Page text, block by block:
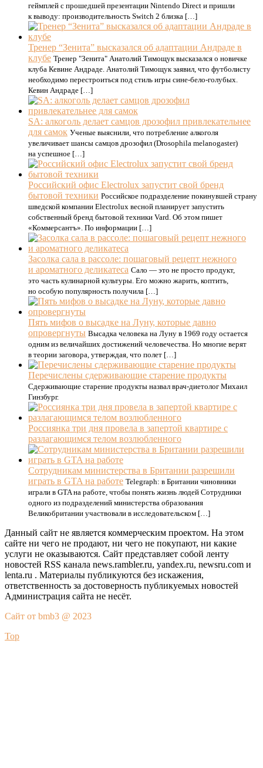
геймплей с прошедшей презентации Nintendo Direct и пришли
к выводу: производительность Switch 2 близка […]
Тренер “Зенита” высказался об адаптации Андраде в
клубе Тренер "Зенита" Анатолий Тимощук высказался о новичке
клуба Кевине Андраде. Анатолий Тимощук заявил, что футболисту
необходимо перестроиться под стиль игры сине-бело-голубых.
Кевин Андраде […]
SA: алкоголь делает самцов дрозофил привлекательнее
для самок Ученые выяснили, что потребление алкоголя
увеличивает шансы самцов дрозофил (Drosophila melanogaster)
на успешное […]
Российский офис Electrolux запустит свой бренд
бытовой техники Российское подразделение покинувшей страну
шведской компании Electrolux весной планирует запустить
собственный бренд бытовой техники Vard. Об этом пишет
«Коммерсантъ». По информации […]
Засолка сала в рассоле: пошаговый рецепт нежного
и ароматного деликатеса Сало — это не просто продукт,
это часть кулинарной культуры. Его можно жарить, коптить,
но особую популярность получила […]
Пять мифов о высадке на Луну, которые давно
опровергнуты Высадка человека на Луну в 1969 году остается
одним из величайших достижений человечества. Но многие верят
в теории заговора, утверждая, что полет […]
Перечислены сдерживающие старение продукты
Сдерживающие старение продукты назвал врач-диетолог Михаил
Гинзбург.
Россиянка три дня провела в запертой квартире с
разлагающимся телом возлюбленного
Сотрудникам министерства в Британии разрешили
играть в GTA на работе Telegraph: в Британии чиновники
играли в GTA на работе, чтобы понять жизнь людей Сотрудники
одного из подразделений министерства образования
Великобритании участвовали в исследовательском […]
Данный сайт не является коммерческим проектом. На этом
сайте ни чего не продают, ни чего не покупают, ни какие
услуги не оказываются. Сайт представляет собой ленту
новостей RSS канала news.rambler.ru, yandex.ru, newsru.com и
lenta.ru . Материалы публикуются без искажения,
ответственность за достоверность публикуемых новостей
Администрация сайта не несёт.
Сайт от bmb3 @ 2023
Top